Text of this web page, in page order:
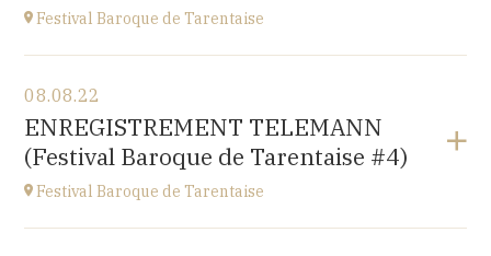
Festival Baroque de Tarentaise
Savoie
à21H00
08.08.22
ENREGISTREMENT TELEMANN
(Festival Baroque de Tarentaise #4)
Festival Baroque de Tarentaise